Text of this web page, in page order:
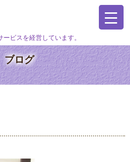
ビスを経営しています。
ブログ